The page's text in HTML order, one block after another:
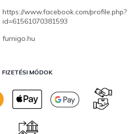
https://www.facebook.com/profile.php?
id=61561070381593
furnigo.hu
FIZETÉSI MÓDOK